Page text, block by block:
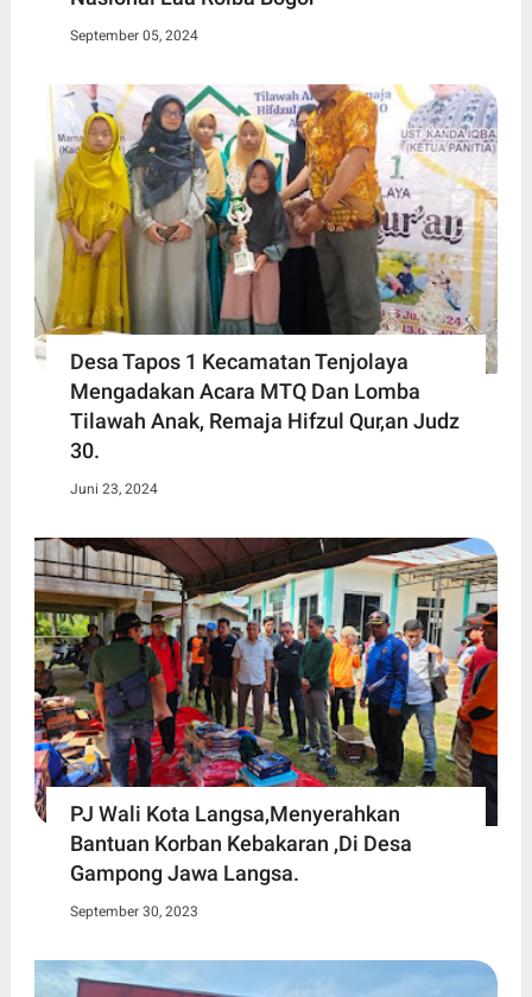
September 05, 2024
Desa Tapos 1 Kecamatan Tenjolaya
Mengadakan Acara MTQ Dan Lomba
Tilawah Anak, Remaja Hifzul Qur,an Judz
30.
Juni 23, 2024
PJ Wali Kota Langsa,Menyerahkan
Bantuan Korban Kebakaran ,Di Desa
Gampong Jawa Langsa.
September 30, 2023